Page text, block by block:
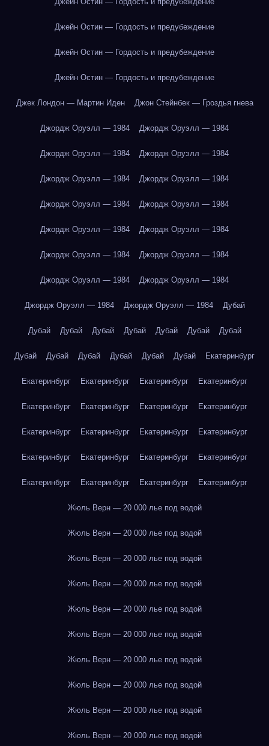
Джейн Остин — Гордость и предубеждение
Джейн Остин — Гордость и предубеждение
Джейн Остин — Гордость и предубеждение
Джек Лондон — Мартин Иден Джон Стейнбек — Гроздья гнева
Джордж Оруэлл — 1984 Джордж Оруэлл — 1984
Джордж Оруэлл — 1984 Джордж Оруэлл — 1984
Джордж Оруэлл — 1984 Джордж Оруэлл — 1984
Джордж Оруэлл — 1984 Джордж Оруэлл — 1984
Джордж Оруэлл — 1984 Джордж Оруэлл — 1984
Джордж Оруэлл — 1984 Джордж Оруэлл — 1984
Джордж Оруэлл — 1984 Джордж Оруэлл — 1984
Джордж Оруэлл — 1984 Джордж Оруэлл — 1984 Дубай
Дубай Дубай Дубай Дубай Дубай Дубай Дубай
Дубай Дубай Дубай Дубай Дубай Дубай Екатеринбург
Екатеринбург Екатеринбург Екатеринбург Екатеринбург
Екатеринбург Екатеринбург Екатеринбург Екатеринбург
Екатеринбург Екатеринбург Екатеринбург Екатеринбург
Екатеринбург Екатеринбург Екатеринбург Екатеринбург
Екатеринбург Екатеринбург Екатеринбург Екатеринбург
Жюль Верн — 20 000 лье под водой
Жюль Верн — 20 000 лье под водой
Жюль Верн — 20 000 лье под водой
Жюль Верн — 20 000 лье под водой
Жюль Верн — 20 000 лье под водой
Жюль Верн — 20 000 лье под водой
Жюль Верн — 20 000 лье под водой
Жюль Верн — 20 000 лье под водой
Жюль Верн — 20 000 лье под водой
Жюль Верн — 20 000 лье под водой